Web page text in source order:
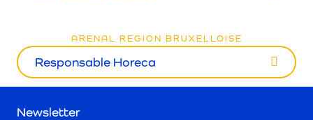
ARENAL REGION BRUXELLOISE
Responsable Horeca
Newsletter